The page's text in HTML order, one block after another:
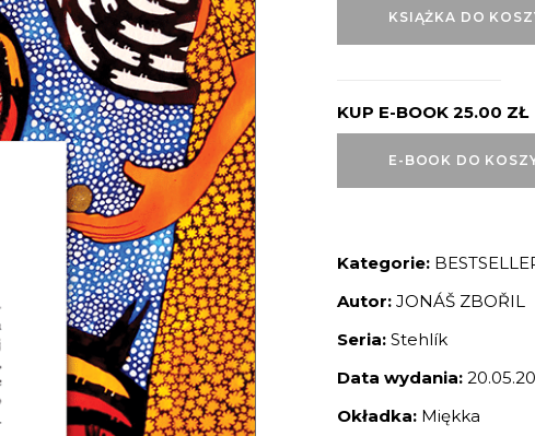
KSIĄŻKA DO
KUP E-BOOK 25.00 ZŁ
E-BOOK DO
Kategorie:
Autor: JONÁŠ ZBOŘIL
Seria: Stehlík
Data wydania:
Okładka: Miękka